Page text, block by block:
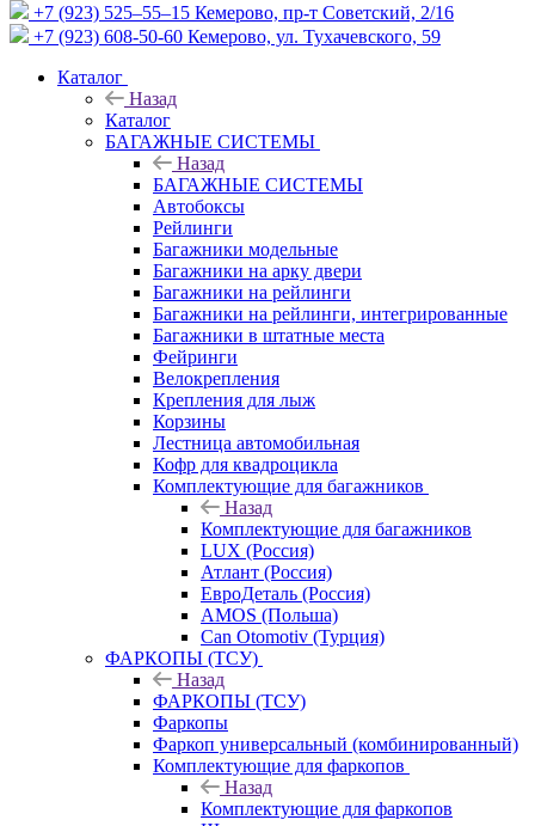
+7 (923) 525–55–15 Кемерово, пр-т Советский, 2/16
+7 (923) 608-50-60 Кемерово, ул. Тухачевского, 59
Каталог
Назад
Каталог
БАГАЖНЫЕ СИСТЕМЫ
Назад
БАГАЖНЫЕ СИСТЕМЫ
Автобоксы
Рейлинги
Багажники модельные
Багажники на арку двери
Багажники на рейлинги
Багажники на рейлинги, интегрированные
Багажники в штатные места
Фейринги
Велокрепления
Крепления для лыж
Корзины
Лестница автомобильная
Кофр для квадроцикла
Комплектующие для багажников
Назад
Комплектующие для багажников
LUX (Россия)
Атлант (Россия)
ЕвроДеталь (Россия)
AMOS (Польша)
Can Otomotiv (Турция)
ФАРКОПЫ (ТСУ)
Назад
ФАРКОПЫ (ТСУ)
Фаркопы
Фаркоп универсальный (комбинированный)
Комплектующие для фаркопов
Назад
Комплектующие для фаркопов